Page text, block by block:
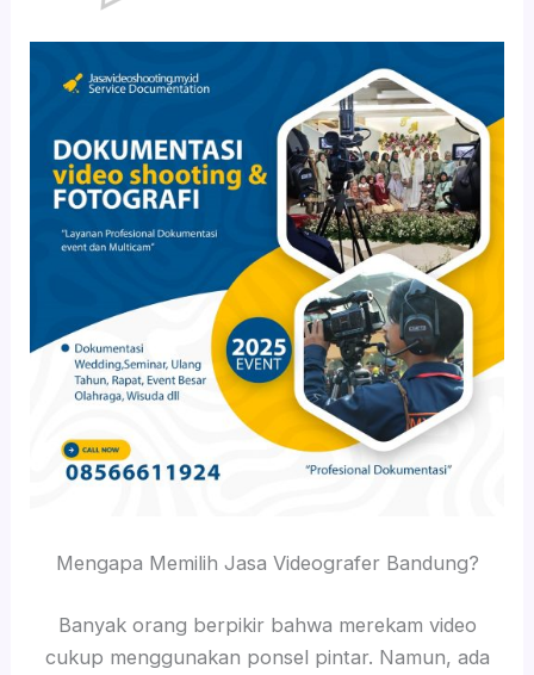
Mengapa Memilih Jasa Videografer Bandung?
Banyak orang berpikir bahwa merekam video
cukup menggunakan ponsel pintar. Namun, ada